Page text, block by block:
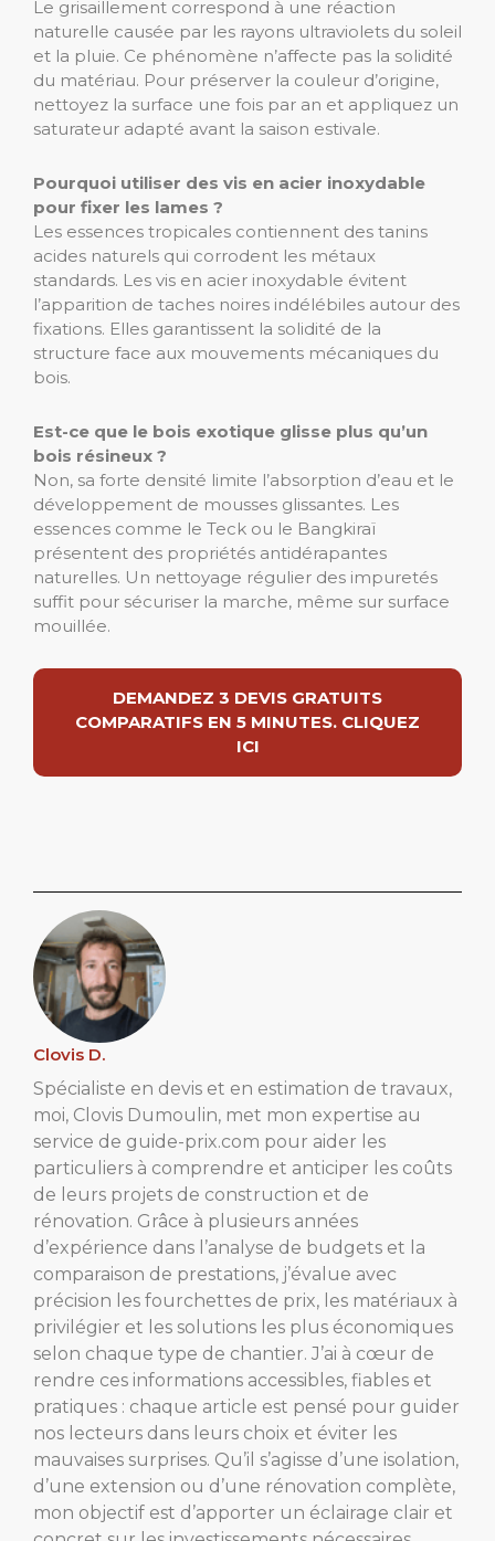
Le grisaillement correspond à une réaction
naturelle causée par les rayons ultraviolets du soleil
et la pluie. Ce phénomène n’affecte pas la solidité
du matériau. Pour préserver la couleur d’origine,
nettoyez la surface une fois par an et appliquez un
saturateur adapté avant la saison estivale.
Pourquoi utiliser des vis en acier inoxydable
pour fixer les lames ?
Les essences tropicales contiennent des tanins
acides naturels qui corrodent les métaux
standards. Les vis en acier inoxydable évitent
l’apparition de taches noires indélébiles autour des
fixations. Elles garantissent la solidité de la
structure face aux mouvements mécaniques du
bois.
Est-ce que le bois exotique glisse plus qu’un
bois résineux ?
Non, sa forte densité limite l’absorption d’eau et le
développement de mousses glissantes. Les
essences comme le Teck ou le Bangkiraï
présentent des propriétés antidérapantes
naturelles. Un nettoyage régulier des impuretés
suffit pour sécuriser la marche, même sur surface
mouillée.
DEMANDEZ 3 DEVIS GRATUITS
COMPARATIFS EN 5 MINUTES. CLIQUEZ
ICI
Clovis D.
Spécialiste en devis et en estimation de travaux,
moi, Clovis Dumoulin, met mon expertise au
service de guide-prix.com pour aider les
particuliers à comprendre et anticiper les coûts
de leurs projets de construction et de
rénovation. Grâce à plusieurs années
d’expérience dans l’analyse de budgets et la
comparaison de prestations, j’évalue avec
précision les fourchettes de prix, les matériaux à
privilégier et les solutions les plus économiques
selon chaque type de chantier. J’ai à cœur de
rendre ces informations accessibles, fiables et
pratiques : chaque article est pensé pour guider
nos lecteurs dans leurs choix et éviter les
mauvaises surprises. Qu’il s’agisse d’une isolation,
d’une extension ou d’une rénovation complète,
mon objectif est d’apporter un éclairage clair et